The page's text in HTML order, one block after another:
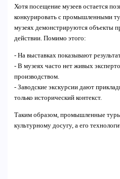
Хотя посещение музеев остается
конкурировать с промышленными
музеях демонстрируются объекты
действии. Помимо этого:
- На выставках показывают
- В музеях часто нет живых
производством.
- Заводские экскурсии дают
только исторический контекст.
Таким образом, промышленные
культурному досугу, а его